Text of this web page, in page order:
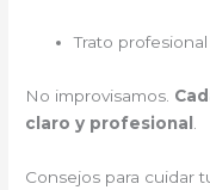
Trato
No improvisamos.
claro y profesional
Consejos para cuidar